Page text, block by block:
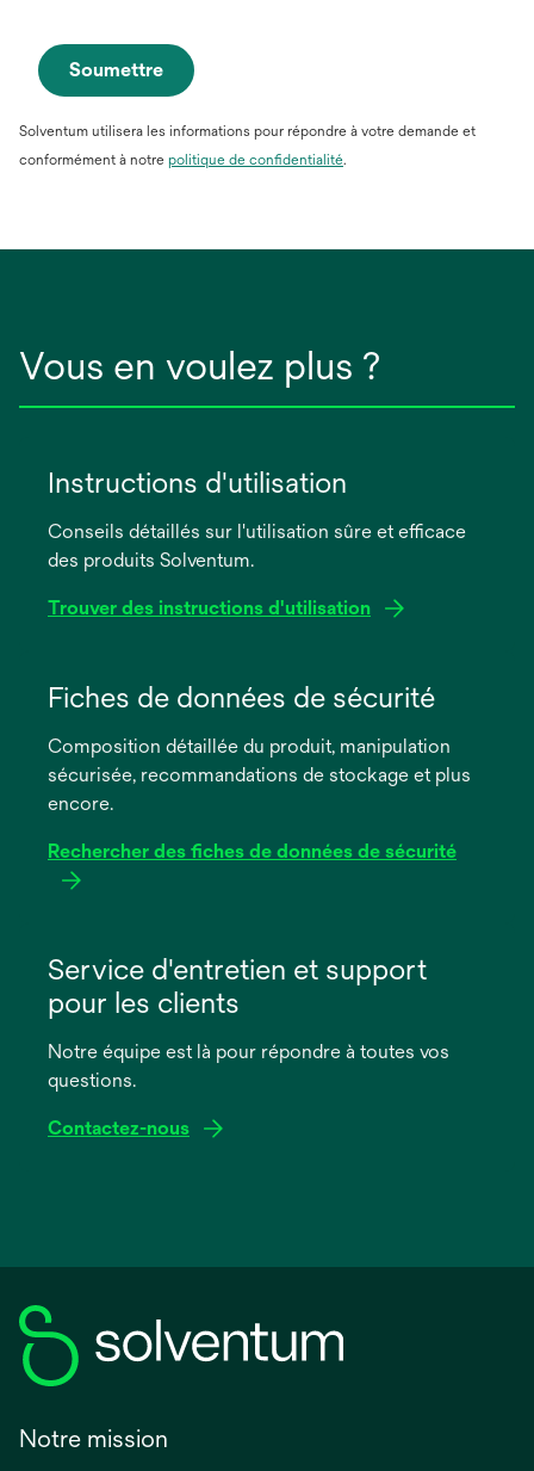
Soumettre
Solventum utilisera les informations pour répondre à votre demande et
conformément à notre politique de confidentialité.
Vous en voulez plus ?
Instructions d'utilisation
Conseils détaillés sur l'utilisation sûre et efficace
des produits Solventum.
Trouver des instructions d'utilisation
dans
nouvel
onglet
Fiches de données de sécurité
Composition détaillée du produit, manipulation
sécurisée, recommandations de stockage et plus
encore.
Rechercher des fiches de données de sécurité
dans
nouvel
onglet
Service d'entretien et support
pour les clients
Notre équipe est là pour répondre à toutes vos
questions.
Contactez-nous
Notre mission